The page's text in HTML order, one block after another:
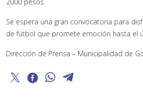
2000 pesos.
Se espera una gran convocatoria para
de fútbol que promete emoción hasta el
Dirección de Prensa – Municipalidad de